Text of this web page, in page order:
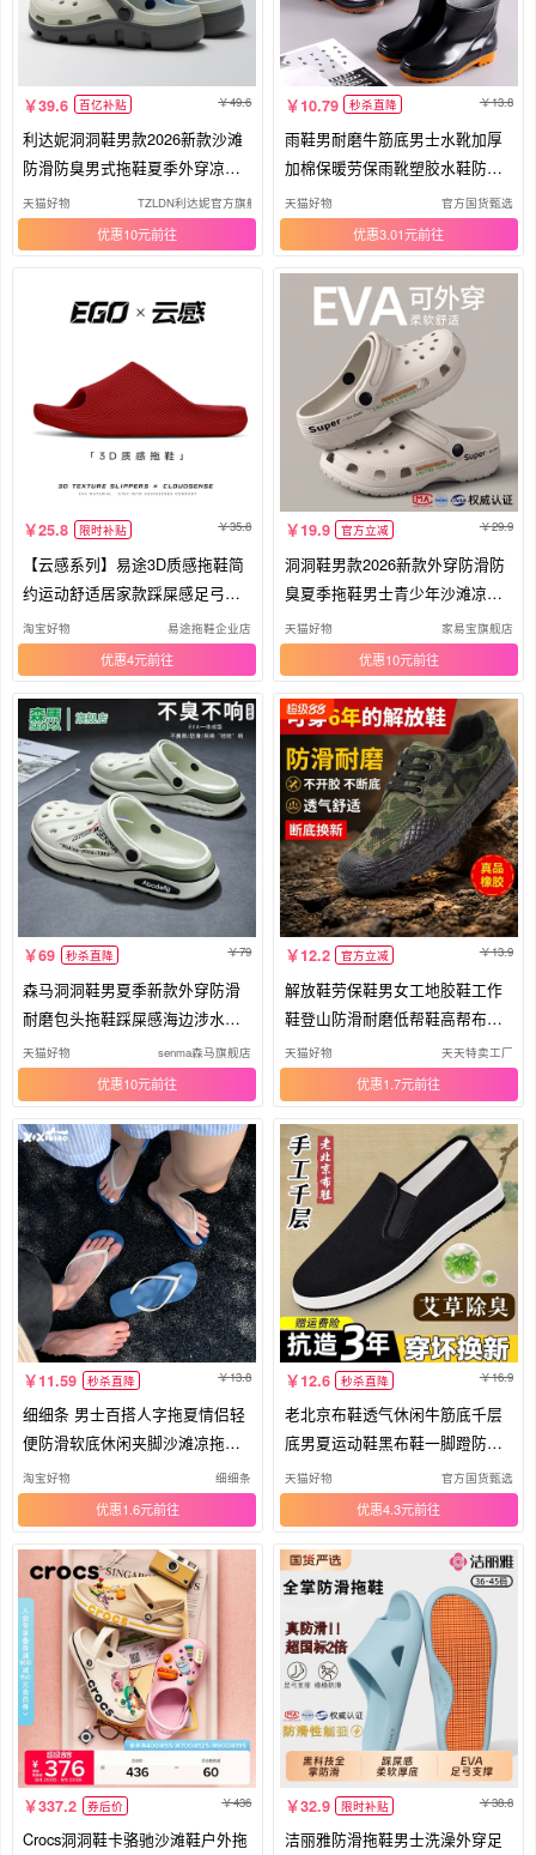
39.6 百亿补贴 49.6
利达妮洞洞鞋男款2026新款沙滩
防滑防臭男式拖鞋夏季外穿凉鞋
男士
天猫好物 TZLDN利达妮官方旗舰店
优惠10元
10.79 秒杀直降 13.8
雨鞋男耐磨牛筋底男士水靴加厚
加棉保暖劳保雨靴塑胶水鞋防水
防滑
天猫好物 官方国货甄选
优惠3.01元
25.8 限时补贴 35.8
【云感系列】易途3D质感拖鞋简
约运动舒适居家款踩屎感足弓支
撑
淘宝好物 易途拖鞋企业店
优惠4元
19.9 官方立减 29.9
洞洞鞋男款2026新款外穿防滑防
臭夏季拖鞋男士青少年沙滩凉鞋
男生
天猫好物 家易宝旗舰店
优惠10元
69 秒杀直降 79
森马洞洞鞋男夏季新款外穿防滑
耐磨包头拖鞋踩屎感海边涉水沙
滩鞋
天猫好物 senma森马旗舰店
优惠10元
12.2 官方立减 13.9
解放鞋劳保鞋男女工地胶鞋工作
鞋登山防滑耐磨低帮鞋高帮布鞋
迷彩
天猫好物 天天特卖工厂
优惠1.7元
11.59 秒杀直降 13.8
细细条 男士百搭人字拖夏情侣轻
便防滑软底休闲夹脚沙滩凉拖鞋
女
淘宝好物 细细条
优惠1.6元
12.6 秒杀直降 16.9
老北京布鞋透气休闲牛筋底千层
底男夏运动鞋黑布鞋一脚蹬防臭
防滑
天猫好物 官方国货甄选
优惠4.3元
337.2 券后价 436
Crocs洞洞鞋卡骆驰沙滩鞋户外拖
32.9 限时补贴 38.8
洁丽雅防滑拖鞋男士洗澡外穿足